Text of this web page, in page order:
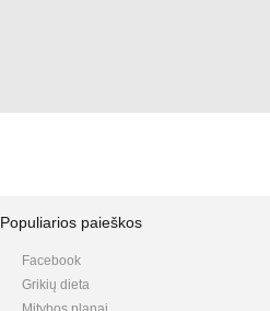
Populiarios paieškos
Facebook
Grikių dieta